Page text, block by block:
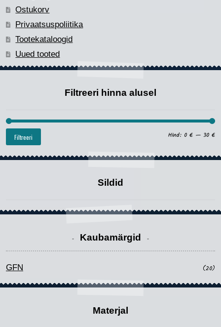
Ostukorv
Privaatsuspoliitika
Tootekataloogid
Uued tooted
Filtreeri hinna alusel
Filtreeri Hind: 0 € —30 €
Sildid
Kaubamärgid
GFN (20)
Materjal